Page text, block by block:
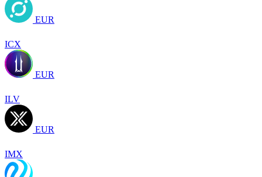
EUR
ICX
EUR
ILV
EUR
IMX